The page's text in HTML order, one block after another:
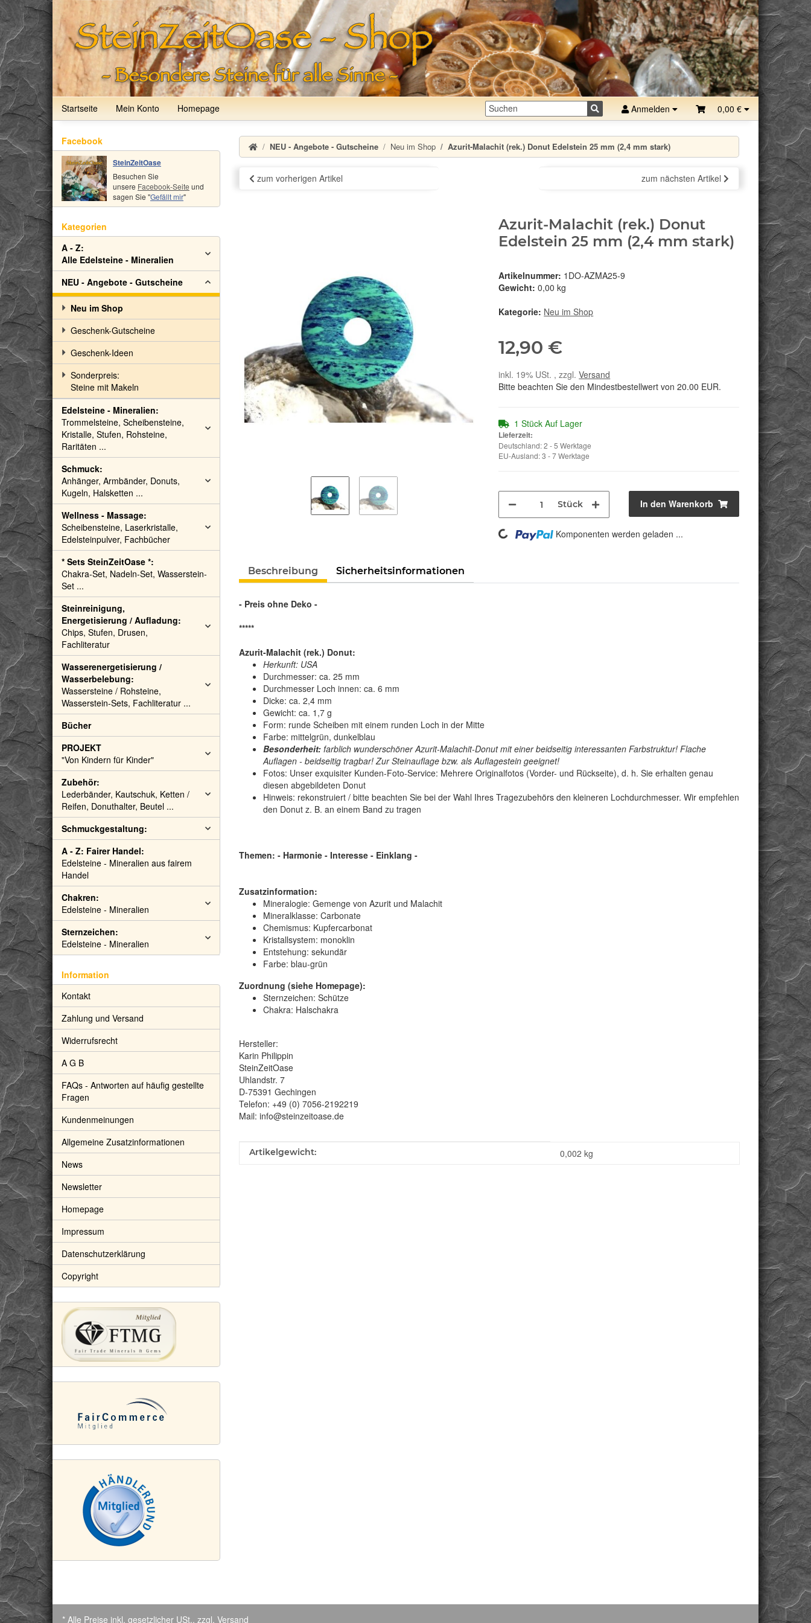
Startseite Mein Konto Homepage Anmelden 0,00 €
NEU - Angebote - Gutscheine Neu im Shop Azurit-Malachit (rek.) Donut Edelstein 25 mm (2,4 mm stark)
zum vorherigen Artikel zum nächsten Artikel
Azurit-Malachit (rek.) Donut
Edelstein 25 mm (2,4 mm stark)
Artikelnummer: 1DO-AZMA25-9
Gewicht: 0,00 kg
Kategorie: Neu im Shop
12,90 €
inkl. 19% USt. , zzgl.Versand
Bitte beachten Sie den Mindestbestellwert von 20.00 EUR.
1 Stück Auf Lager
Lieferzeit:
Deutschland: 2 - 5 Werktage
EU-Ausland: 3 - 7 Werktage
Stück In den Warenkorb
Loading... Komponenten werden geladen ...
Beschreibung Sicherheitsinformationen
- Preis ohne Deko -
*****
Azurit-Malachit (rek.) Donut:
Herkunft: USA
Durchmesser: ca. 25 mm
Durchmesser Loch innen: ca. 6 mm
Dicke: ca. 2,4 mm
Gewicht: ca. 1,7 g
Form: runde Scheiben mit einem runden Loch in der Mitte
Farbe: mittelgrün, dunkelblau
Besonderheit:farblich wunderschöner Azurit-Malachit-Donut mit einer beidseitig interessanten Farbstruktur! Flache
Auflagen - beidseitig tragbar! Zur Steinauflage bzw. als Auflagestein geeignet!
Fotos: Unser exquisiter Kunden-Foto-Service: Mehrere Originalfotos (Vorder- und Rückseite), d. h. Sie erhalten genau
diesen abgebildeten Donut
Hinweis: rekonstruiert / bitte beachten Sie bei der Wahl Ihres Tragezubehörs den kleineren Lochdurchmesser. Wir empfehlen
den Donut z. B. an einem Band zu tragen
Themen: - Harmonie - Interesse - Einklang -
Zusatzinformation:
Mineralogie: Gemenge von Azurit und Malachit
Mineralklasse: Carbonate
Chemismus: Kupfercarbonat
Kristallsystem: monoklin
Entstehung: sekundär
Farbe: blau-grün
Zuordnung (siehe Homepage):
Sternzeichen: Schütze
Chakra: Halschakra
Hersteller:
Karin Philippin
SteinZeitOase
Uhlandstr. 7
D-75391 Gechingen
Telefon: +49 (0) 7056-2192219
Mail: info@steinzeitoase.de
Produkteigenschaft
Wert
Artikelgewicht: 0,002 kg
Facebook
SteinZeitOase
Besuchen Sie
unsere Facebook-Seite und
sagen Sie "Gefällt mir"
Kategorien
A - Z:
Alle Edelsteine - Mineralien
NEU - Angebote - Gutscheine
Neu im Shop
Geschenk-Gutscheine
Geschenk-Ideen
Sonderpreis:
Steine mit Makeln
Edelsteine - Mineralien:
Trommelsteine, Scheibensteine,
Kristalle, Stufen, Rohsteine,
Raritäten ...
Schmuck:
Anhänger, Armbänder, Donuts,
Kugeln, Halsketten ...
Wellness - Massage:
Scheibensteine, Laserkristalle,
Edelsteinpulver, Fachbücher
* Sets SteinZeitOase *:
Chakra-Set, Nadeln-Set, Wasserstein-
Set ...
Steinreinigung,
Energetisierung / Aufladung:
Chips, Stufen, Drusen,
Fachliteratur
Wasserenergetisierung /
Wasserbelebung:
Wassersteine / Rohsteine,
Wasserstein-Sets, Fachliteratur ...
Bücher
PROJEKT
"Von Kindern für Kinder"
Zubehör:
Lederbänder, Kautschuk, Ketten /
Reifen, Donuthalter, Beutel ...
Schmuckgestaltung:
A - Z: Fairer Handel:
Edelsteine - Mineralien aus fairem
Handel
Chakren:
Edelsteine - Mineralien
Sternzeichen:
Edelsteine - Mineralien
Information
Kontakt
Zahlung und Versand
Widerrufsrecht
A G B
FAQs - Antworten auf häufig gestellte
Fragen
Kundenmeinungen
Allgemeine Zusatzinformationen
News
Newsletter
Homepage
Impressum
Datenschutzerklärung
Copyright
* Alle Preise inkl. gesetzlicher USt., zzgl. Versand